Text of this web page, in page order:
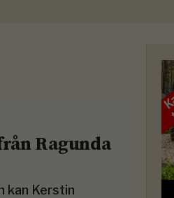
Ragunda
kan Kerstin